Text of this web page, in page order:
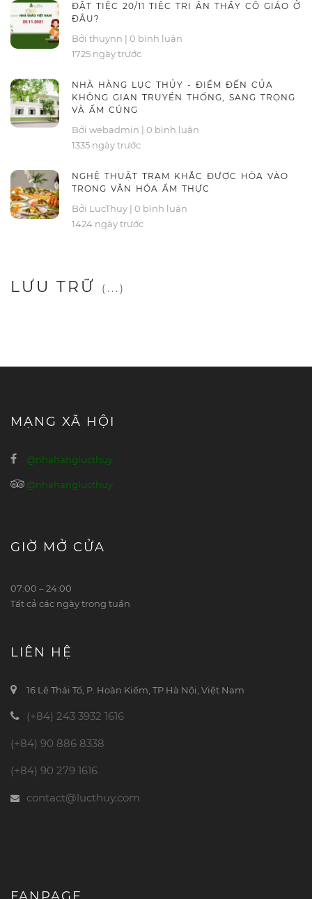
ĐẶT TIỆC 20/11 TIỆC TRI ÂN THẦY CÔ GIÁO Ở
ĐÂU?
Bởi thuynn | 0 bình luận
1725 ngày trước
NHÀ HÀNG LỤC THỦY - ĐIỂM ĐẾN CỦA
KHÔNG GIAN TRUYỀN THỐNG, SANG TRỌNG
VÀ ẤM CÚNG
Bởi webadmin | 0 bình luận
1335 ngày trước
NGHỆ THUẬT TRẠM KHẮC ĐƯỢC HÒA VÀO
TRONG VĂN HÓA ẨM THỰC
Bởi LucThuy | 0 bình luận
1424 ngày trước
LƯU TRỮ (...)
MẠNG XÃ HỘI
@nhahanglucthuy
@nhahanglucthuy
GIỜ MỞ CỬA
07:00 – 24:00
Tất cả các ngày trong tuần
LIÊN HỆ
16 Lê Thái Tổ, P. Hoàn Kiếm, TP Hà Nội, Việt Nam
(+84) 243 3932 1616
(+84) 90 886 8338
(+84) 90 279 1616
contact@lucthuy.com